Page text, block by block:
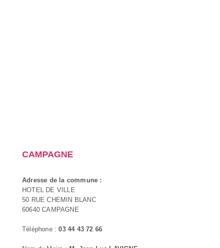
CAMPAGNE
Adresse de la commune :
HOTEL DE VILLE
50 RUE CHEMIN BLANC
60640 CAMPAGNE
Téléphone :03 44 43 72 66